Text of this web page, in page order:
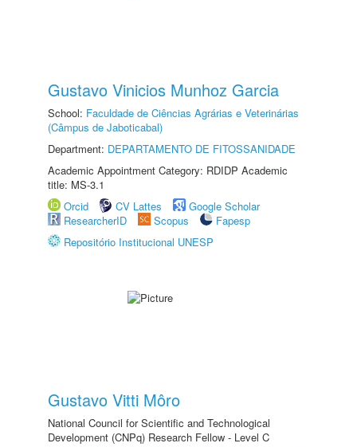
Gustavo Vinicios Munhoz Garcia
School: Faculdade de Ciências Agrárias e Veterinárias
(Câmpus de Jaboticabal)
Department: DEPARTAMENTO DE FITOSSANIDADE
Academic Appointment Category: RDIDP Academic
title: MS-3.1
Orcid
CV Lattes
Google Scholar
ResearcherID
Scopus
Fapesp
Repositório Institucional UNESP
Gustavo Vitti Môro
National Council for Scientific and Technological
Development (CNPq) Research Fellow - Level C